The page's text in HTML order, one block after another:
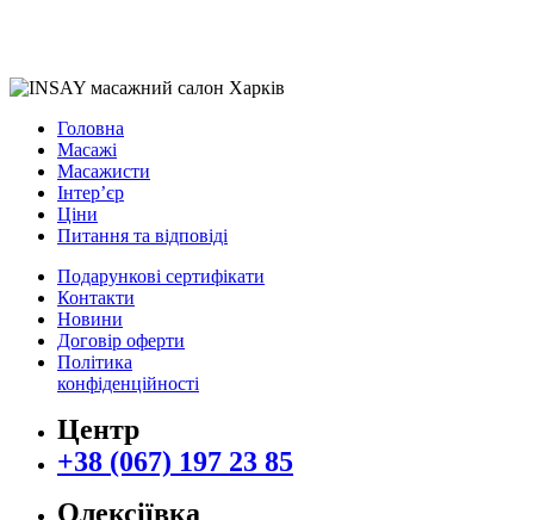
Головна
Масажі
Масажисти
Інтер’єр
Ціни
Питання та відповіді
Подарункові сертифікати
Контакти
Новини
Договір оферти
Політика
конфіденційності
Центр
+38 (067) 197 23 85
Олексіївка